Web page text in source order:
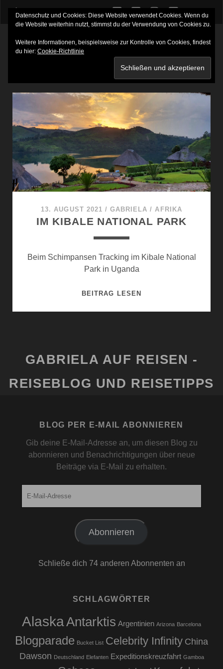
twitterfacebookinstagram
youtube
13. AUGUST 2021 /GABRIELA /AFRIKA
IM KIBALE NATIONAL PARK
Beim Schimpansen Tracking im Kibale National
Park in Uganda
BEITRAG LESENIM
GABRIELA AUF REISEN -
REISEBLOG UND REISETIPPS
BLOG PER E-MAIL ABONNIEREN
Gib deine E-Mail-Adresse an, um diesen Blog zu
abonnieren und Benachrichtigungen über neue
Beiträge via E-Mail zu erhalten.
Abonnieren
Schließe dich 74 anderen Abonnenten an
SCHLAGWÖRTER
AlaskaAntarktis Argentinien Arizona Barcelona
Blogparade Bucket List Celebrity Infinity China
Dawson Deutschland Elefanten Expeditionskreuzfahrt Gamboa
Datenschutz und Cookies: Diese Website verwendet Cookies. Wenn du
die Website weiterhin nutzt, stimmst du der Verwendung von Cookies zu.
Weitere Informationen, beispielsweise zur Kontrolle von Cookies, findest
du hier: Cookie-Richtlinie